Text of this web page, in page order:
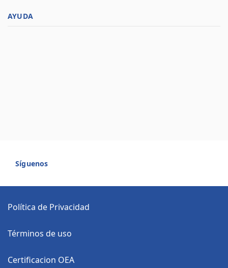
AYUDA
Síguenos
Política de Privacidad
Términos de uso
Certificacion OEA